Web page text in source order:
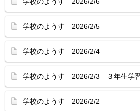
学校のようす 2026/2/5
学校のようす 2026/2/4
学校のようす 2026/2/3 ３年生学
学校のようす 2026/2/2